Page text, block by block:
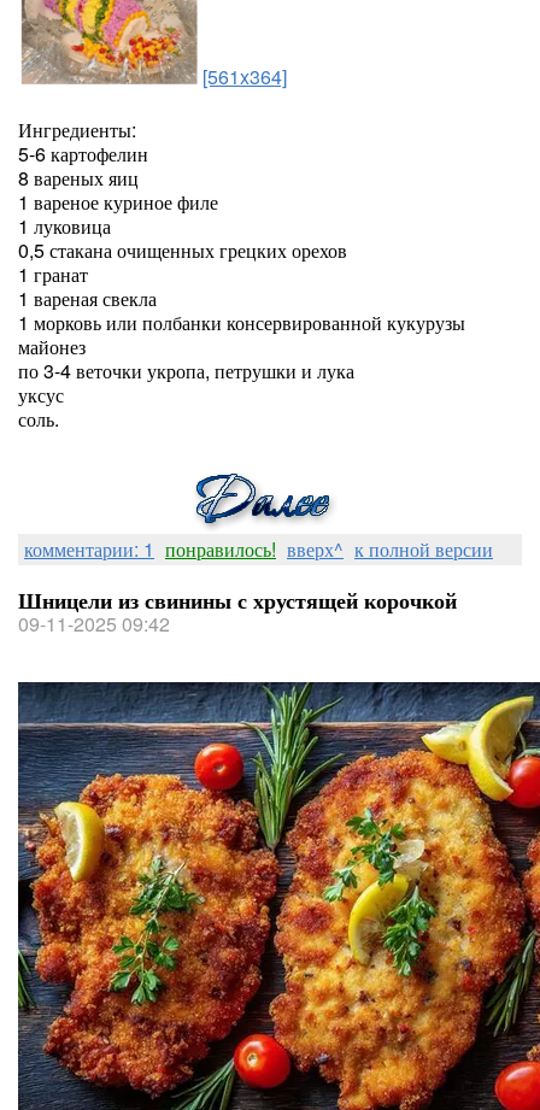
[561x364]
Ингредиенты:
5-6 картофелин
8 вареных яиц
1 вареное куриное филе
1 луковица
0,5 стакана очищенных грецких орехов
1 гранат
1 вареная свекла
1 морковь или полбанки консервированной кукурузы
майонез
по 3-4 веточки укропа, петрушки и лука
уксус
соль.
комментарии: 1 понравилось! вверх^ к полной версии
Шницели из свинины с хрустящей корочкой
09-11-2025 09:42